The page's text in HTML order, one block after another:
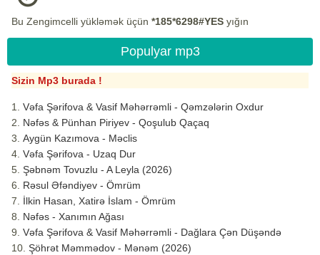
Bu Zengimcelli yükləmək üçün *185*6298#YES yığın
Populyar mp3
Sizin Mp3 burada !
Vəfa Şərifova & Vasif Məhərrəmli - Qəmzələrin Oxdur
Nəfəs & Pünhan Piriyev - Qoşulub Qaçaq
Aygün Kazımova - Məclis
Vəfa Şərifova - Uzaq Dur
Şəbnəm Tovuzlu - A Leyla (2026)
Rəsul Əfəndiyev - Ömrüm
İlkin Hasan, Xatirə İslam - Ömrüm
Nəfəs - Xanımın Ağası
Vəfa Şərifova & Vasif Məhərrəmli - Dağlara Çən Düşəndə
Şöhrət Məmmədov - Mənəm (2026)